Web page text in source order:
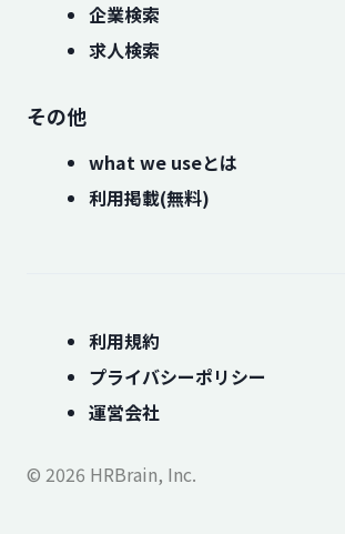
企業検索
求人検索
その他
what we useとは
利用掲載(無料)
利用規約
プライバシーポリシー
運営会社
© 2026 HRBrain, Inc.